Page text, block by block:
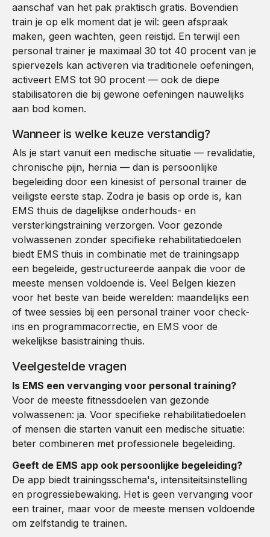
aanschaf van het pak praktisch gratis. Bovendien
train je op elk moment dat je wil: geen afspraak
maken, geen wachten, geen reistijd. En terwijl een
personal trainer je maximaal 30 tot 40 procent van je
spiervezels kan activeren via traditionele oefeningen,
activeert EMS tot 90 procent — ook de diepe
stabilisatoren die bij gewone oefeningen nauwelijks
aan bod komen.
Wanneer is welke keuze verstandig?
Als je start vanuit een medische situatie — revalidatie,
chronische pijn, hernia — dan is persoonlijke
begeleiding door een kinesist of personal trainer de
veiligste eerste stap. Zodra je basis op orde is, kan
EMS thuis de dagelijkse onderhouds- en
versterkingstraining verzorgen. Voor gezonde
volwassenen zonder specifieke rehabilitatiedoelen
biedt EMS thuis in combinatie met de trainingsapp
een begeleide, gestructureerde aanpak die voor de
meeste mensen voldoende is. Veel Belgen kiezen
voor het beste van beide werelden: maandelijks een
of twee sessies bij een personal trainer voor check-
ins en programmacorrectie, en EMS voor de
wekelijkse basistraining thuis.
Veelgestelde vragen
Is EMS een vervanging voor personal training?
Voor de meeste fitnessdoelen van gezonde
volwassenen: ja. Voor specifieke rehabilitatiedoelen
of mensen die starten vanuit een medische situatie:
beter combineren met professionele begeleiding.
Geeft de EMS app ook persoonlijke begeleiding?
De app biedt trainingsschema's, intensiteitsinstelling
en progressiebewaking. Het is geen vervanging voor
een trainer, maar voor de meeste mensen voldoende
om zelfstandig te trainen.